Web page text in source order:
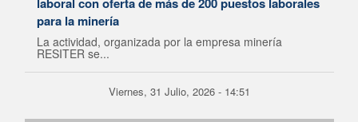
para la minería
La actividad, organizada por la empresa minería
RESITER se...
Viernes, 31 Julio, 2026 - 14:51